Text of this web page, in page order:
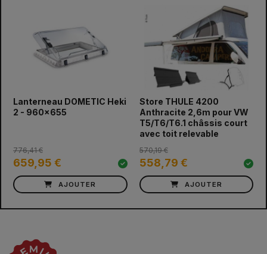
Lanterneau DOMETIC Heki
2 - 960x655
659,95 €
776,41 €
AJOUTER
Store THULE 4200
Anthracite 2,6m pour VW
T5/T6/T6.1 châssis court
avec toit relevable
558,79 €
570,19 €
AJOUTER
prev